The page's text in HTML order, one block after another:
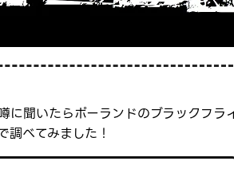
に聞いたらポーランドのブラックフラ
調べてみました！